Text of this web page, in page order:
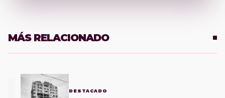
MÁS RELACIONADO
DESTACADO